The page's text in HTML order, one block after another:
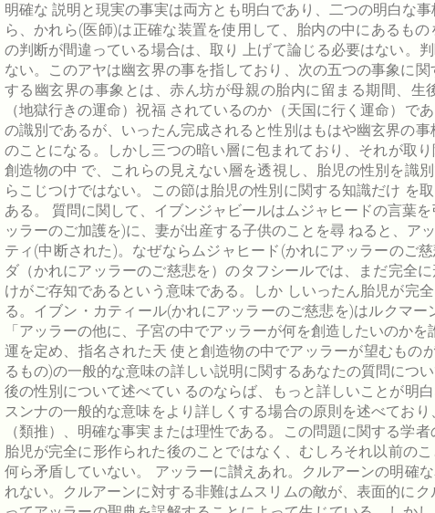
明確な 説明と現実の事実は両方とも明白であり、二つの明白な
ら、かれら(医師)は正確な装置を使用して、胎内の中にあるも
の判断が間違っている場合は、取り 上げて論じる必要はない。
ない。このアヤは幽玄界の事を指しており、次の五つの事象に
する幽玄界の事象とは、赤ん坊が母親の胎内に留まる期間、
（地獄行きの運命）祝福 されているのか（天国に行く運命）で
の識別であるが、いったん完成されると性別はもはや幽玄界の
のことになる。しかし三つの暗い層に包まれており、それが取
創造物の中 で、これらの見えない層を透視し、胎児の性別を識
らこじつけではない。この節は胎児の性別に関する知識だけ を
ある。 質問に関して、イブンジャビールはムジャヒードの言葉
ッラーのご加護を)に、妻が出産する子供のことを尋 ねると、ア
ティ(中断された)。なぜならムジャヒード(かれにアッラーのご
ダ（かれにアッラーのご慈悲を）のタフシールでは、まだ完全
けがご存知であるという意味である。しか しいったん胎児が完
る。イブン・カティール(かれにアッラーのご慈悲を)はルクマー
「アッラーの他に、子宮の中でアッラーが何を創造したいのか
運を定め、指名された天 使と創造物の中でアッラーが望むもの
るもの)の一般的な意味の詳しい説明に関するあなたの質問につ
後の性別について述べてい るのならば、もっと詳しいことが明
スンナの一般的な意味をより詳しくする場合の原則を述べてお
（類推）、明確な事実または理性である。この問題に関する学
胎児が完全に形作られた後のことではなく、むしろそれ以前の
何ら矛盾していない。 アッラーに讃えあれ。クルアーンの明確
れない。クルアーンに対する非難はムスリムの敵が、表面的に